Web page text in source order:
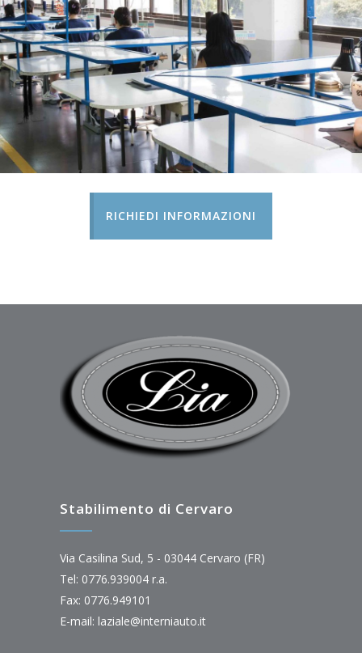
RICHIEDI INFORMAZIONI
Stabilimento di Cervaro
Via Casilina Sud, 5 - 03044 Cervaro (FR)
Tel: 0776.939004 r.a.
Fax: 0776.949101
E-mail: laziale@interniauto.it